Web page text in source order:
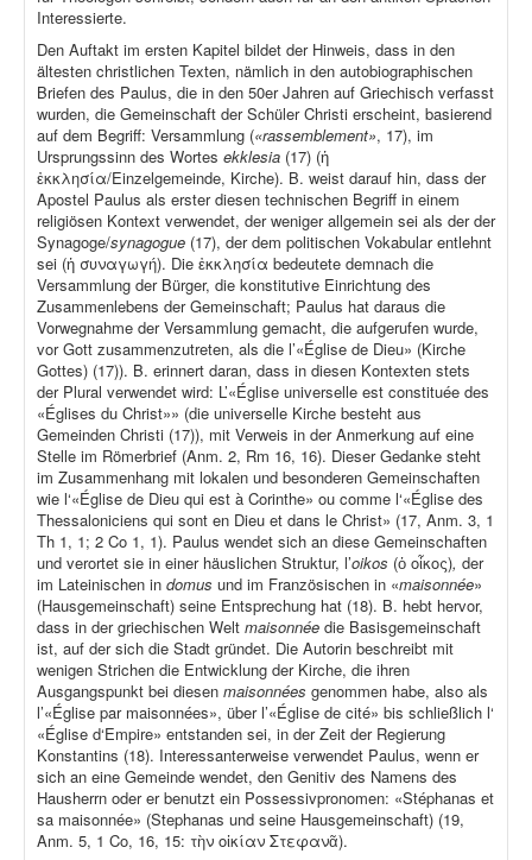
Interessierte.
Den Auftakt im ersten Kapitel bildet der Hinweis, dass in den
ältesten christlichen Texten, nämlich in den autobiographischen
Briefen des Paulus, die in den 50er Jahren auf Griechisch verfasst
wurden, die Gemeinschaft der Schüler Christi erscheint, basierend
auf dem Begriff: Versammlung («rassemblement», 17), im
Ursprungssinn des Wortes ekklesia (17) (ἡ
ἐκκλησία/Einzelgemeinde, Kirche). B. weist darauf hin, dass der
Apostel Paulus als erster diesen technischen Begriff in einem
religiösen Kontext verwendet, der weniger allgemein sei als der der
Synagoge/synagogue (17), der dem politischen Vokabular entlehnt
sei (ἡ συναγωγή). Die ἐκκλησία bedeutete demnach die
Versammlung der Bürger, die konstitutive Einrichtung des
Zusammenlebens der Gemeinschaft; Paulus hat daraus die
Vorwegnahme der Versammlung gemacht, die aufgerufen wurde,
vor Gott zusammenzutreten, als die l’«Église de Dieu» (Kirche
Gottes) (17)). B. erinnert daran, dass in diesen Kontexten stets
der Plural verwendet wird: L’«Église universelle est constituée des
«Églises du Christ»» (die universelle Kirche besteht aus
Gemeinden Christi (17)), mit Verweis in der Anmerkung auf eine
Stelle im Römerbrief (Anm. 2, Rm 16, 16). Dieser Gedanke steht
im Zusammenhang mit lokalen und besonderen Gemeinschaften
wie l‘«Église de Dieu qui est à Corinthe» ou comme l‘«Église des
Thessaloniciens qui sont en Dieu et dans le Christ» (17, Anm. 3, 1
Th 1, 1; 2 Co 1, 1). Paulus wendet sich an diese Gemeinschaften
und verortet sie in einer häuslichen Struktur, l’oikos (ὁ οἶκος), der
im Lateinischen in domus und im Französischen in «maisonnée»
(Hausgemeinschaft) seine Entsprechung hat (18). B. hebt hervor,
dass in der griechischen Welt maisonnée die Basisgemeinschaft
ist, auf der sich die Stadt gründet. Die Autorin beschreibt mit
wenigen Strichen die Entwicklung der Kirche, die ihren
Ausgangspunkt bei diesen maisonnées genommen habe, also als
l’«Église par maisonnées», über l’«Église de cité» bis schließlich l‘
«Église d‘Empire» entstanden sei, in der Zeit der Regierung
Konstantins (18). Interessanterweise verwendet Paulus, wenn er
sich an eine Gemeinde wendet, den Genitiv des Namens des
Hausherrn oder er benutzt ein Possessivpronomen: «Stéphanas et
sa maisonnée» (Stephanas und seine Hausgemeinschaft) (19,
Anm. 5, 1 Co, 16, 15: τὴν οἰκίαν Στεφανᾶ).